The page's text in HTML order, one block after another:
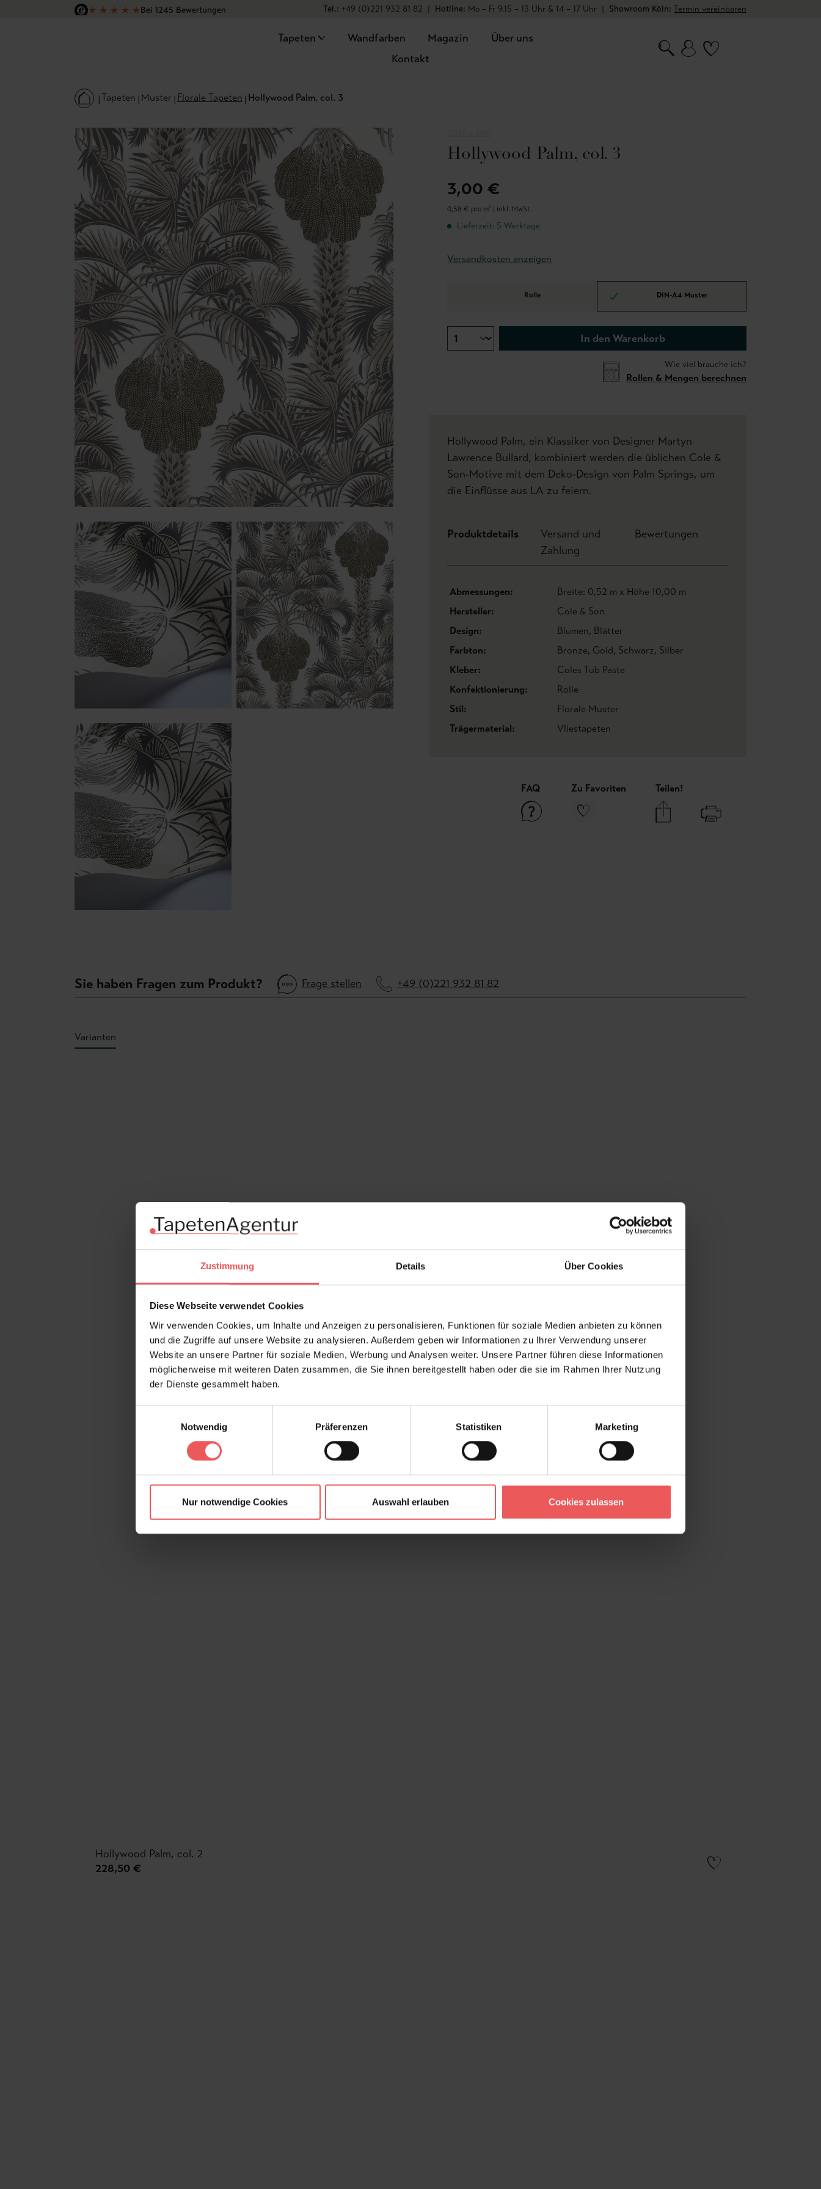
Zustimmung Details Über Cookies
Diese Webseite verwendet Cookies
Wir verwenden Cookies, um Inhalte und Anzeigen zu personalisieren, Funktionen für soziale Medien anbieten zu können
und die Zugriffe auf unsere Website zu analysieren. Außerdem geben wir Informationen zu Ihrer Verwendung unserer
Website an unsere Partner für soziale Medien, Werbung und Analysen weiter. Unsere Partner führen diese Informationen
möglicherweise mit weiteren Daten zusammen, die Sie ihnen bereitgestellt haben oder die sie im Rahmen Ihrer Nutzung
der Dienste gesammelt haben.
Notwendig
Präferenzen Statistiken Marketing
Nur notwendige Cookies Auswahl erlauben Cookies zulassen
Hauptinhalt springen
Zur Suche springen
Zur Hauptnavigation springen
★ ★ ★ ★ ★Bei 1245 Bewertungen
Tel.: +49 (0)221 932 81 82 | Hotline: Mo – Fr 9.15 – 13 Uhr & 14 – 17 Uhr | Showroom Köln: Termin vereinbaren
Tapeten Wandfarben Magazin
Über uns
Kontakt
Tapeten Muster Florale Tapeten Hollywood Palm, col. 3
Hollywood Palm, col. 3
3,00 €
0,58 € pro m² | inkl. MwSt.
Lieferzeit: 5 Werktage
Versandkosten anzeigen
Rolle DIN-A4 Muster
In den Warenkorb
Wie viel brauche ich?
Rollen & Mengen berechnen
Hollywood Palm, ein Klassiker von Designer Martyn
Lawrence Bullard, kombiniert werden die üblichen Cole &
Son-Motive mit dem Deko-Design von Palm Springs, um
die Einflüsse aus LA zu feiern.
Produktdetails
Versand und
Zahlung
Bewertungen
Abmessungen:
Breite: 0,52 m x Höhe 10,00 m
Hersteller:
Cole & Son
Design:
Blumen, Blätter
Farbton:
Bronze, Gold, Schwarz, Silber
Kleber:
Coles Tub Paste
Konfektionierung:
Rolle
Stil:
Florale Muster
Trägermaterial:
Vliestapeten
FAQ Zu Favoriten Teilen!
Sie haben Fragen zum Produkt? Frage stellen +49 (0)221 932 81 82
Varianten
Hollywood Palm, col. 2
228,50 €